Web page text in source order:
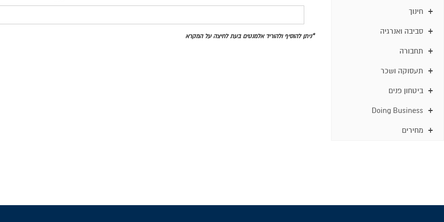
חינוך
סביבה ואנרגיה
תחבורה
תעסוקה ושכר
ביטחון פנים
Doing Business
מחירים
*ניתן להוסיף ולהוריד אלמנטים בעת לחיצה על המקרא